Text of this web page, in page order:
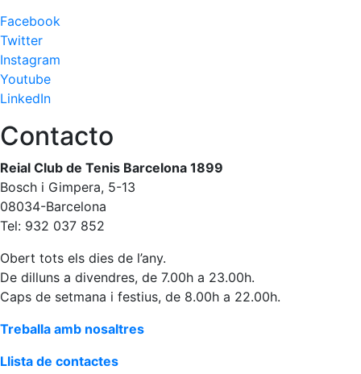
fisiosalut
Entrenaments
personals
Activitats
dirigides
Piscina
Restaurants
L'Snack
Casa Arilla
Piscina
Facebook
Twitter
Instagram
Youtube
LinkedIn
Contacto
Reial Club de Tenis Barcelona 1899
Bosch i Gimpera, 5-13
08034-Barcelona
Tel: 932 037 852
Obert tots els dies de l’any.
De dilluns a divendres, de 7.00h a 23.00h.
Caps de setmana i festius, de 8.00h a 22.00h.
Treballa amb nosaltres
Llista de contactes